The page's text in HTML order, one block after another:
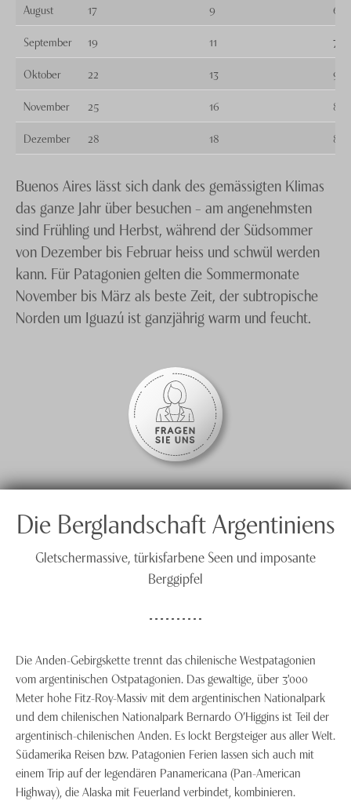
August
17 9
6
September
19 11
7
Oktober
22 13
9
November
25 16
8
Dezember
28 18 8
Buenos Aires lässt sich dank des gemässigten Klimas
das ganze Jahr über besuchen – am angenehmsten
sind Frühling und Herbst, während der Südsommer
von Dezember bis Februar heiss und schwül werden
kann. Für Patagonien gelten die Sommermonate
November bis März als beste Zeit, der subtropische
Norden um Iguazú ist ganzjährig warm und feucht.
Die Berglandschaft Argentiniens
Gletschermassive, türkisfarbene Seen und imposante
Berggipfel
Die Anden-Gebirgskette trennt das chilenische Westpatagonien
vom argentinischen Ostpatagonien. Das gewaltige, über 3'000
Meter hohe Fitz-Roy-Massiv mit dem argentinischen Nationalpark
und dem chilenischen Nationalpark Bernardo O’Higgins ist Teil der
argentinisch-chilenischen Anden. Es lockt Bergsteiger aus aller Welt.
Südamerika Reisen bzw. Patagonien Ferien lassen sich auch mit
einem Trip auf der legendären Panamericana (Pan-American
Highway), die Alaska mit Feuerland verbindet, kombinieren.